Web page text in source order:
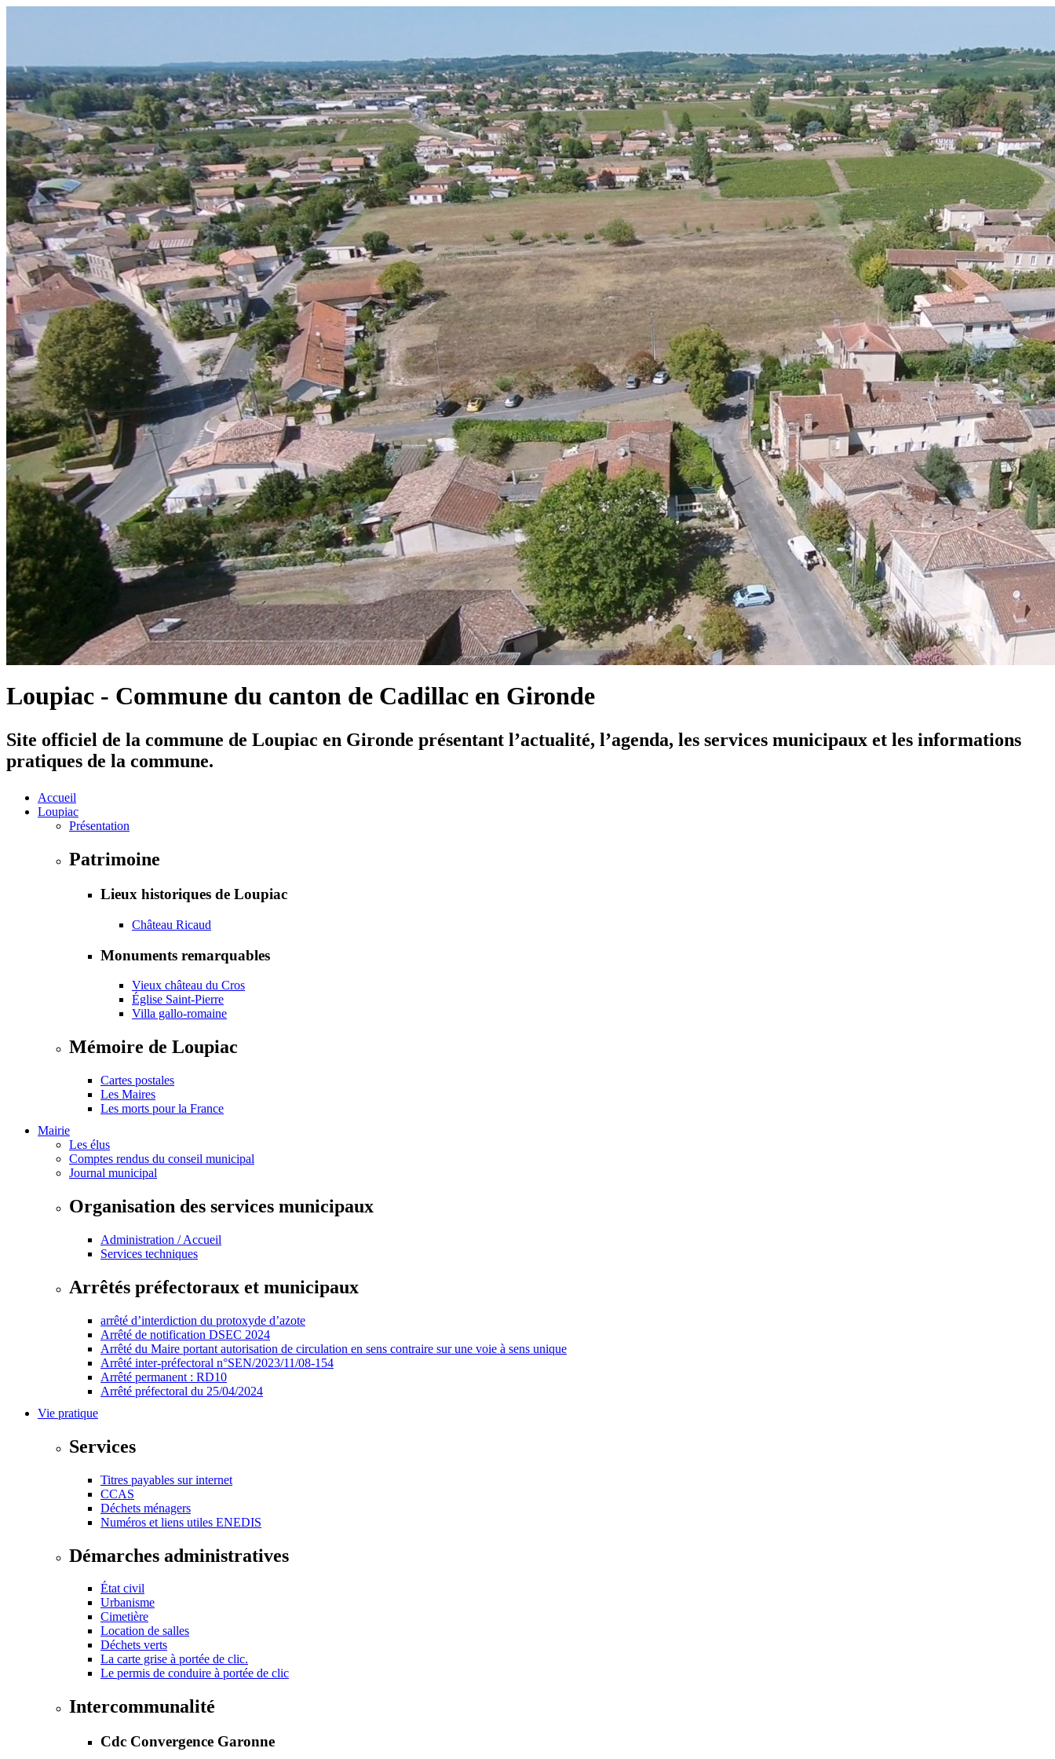
Loupiac - Commune du canton de Cadillac en Gironde
Site officiel de la commune de Loupiac en Gironde présentant l’actualité, l’agenda, les services municipaux et les informations
pratiques de la commune.
Accueil
Loupiac
Présentation
Patrimoine
Lieux historiques de Loupiac
Château Ricaud
Monuments remarquables
Vieux château du Cros
Église Saint-Pierre
Villa gallo-romaine
Mémoire de Loupiac
Cartes postales
Les Maires
Les morts pour la France
Mairie
Les élus
Comptes rendus du conseil municipal
Journal municipal
Organisation des services municipaux
Administration / Accueil
Services techniques
Arrêtés préfectoraux et municipaux
arrêté d’interdiction du protoxyde d’azote
Arrêté de notification DSEC 2024
Arrêté du Maire portant autorisation de circulation en sens contraire sur une voie à sens unique
Arrêté inter-préfectoral n°SEN/2023/11/08-154
Arrêté permanent : RD10
Arrêté préfectoral du 25/04/2024
Vie pratique
Services
Titres payables sur internet
CCAS
Déchets ménagers
Numéros et liens utiles ENEDIS
Démarches administratives
État civil
Urbanisme
Cimetière
Location de salles
Déchets verts
La carte grise à portée de clic.
Le permis de conduire à portée de clic
Intercommunalité
Cdc Convergence Garonne